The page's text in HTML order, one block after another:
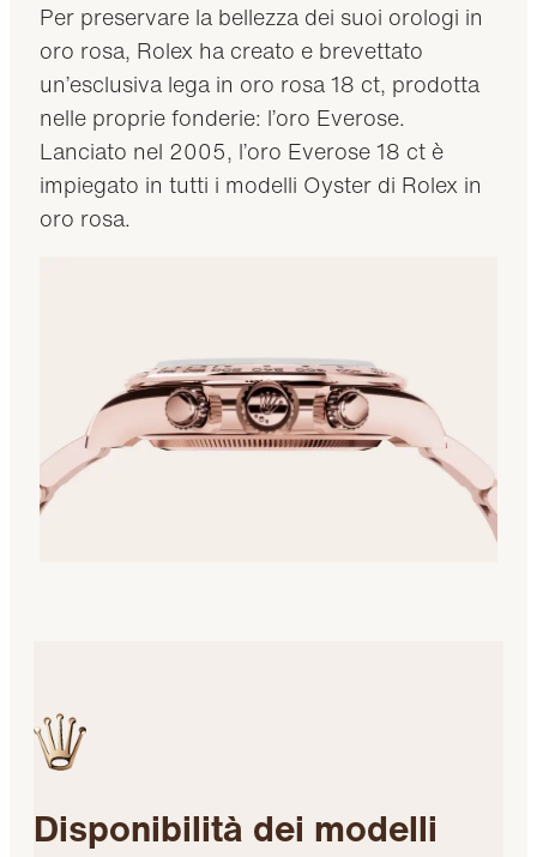
Per preservare la bellezza dei suoi orologi in
oro rosa, Rolex ha creato e brevettato
un’esclusiva lega in oro rosa 18 ct, prodotta
nelle proprie fonderie: l’oro Everose.
Lanciato nel 2005, l’oro Everose 18 ct è
impiegato in tutti i modelli Oyster di Rolex in
oro rosa.
Disponibilità dei modelli